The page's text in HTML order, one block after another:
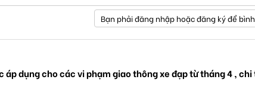
Bạn phải đăng nhập hoặc đăng ký để
áp dụng cho các vi phạm giao thông xe đạp từ tháng 4 ,